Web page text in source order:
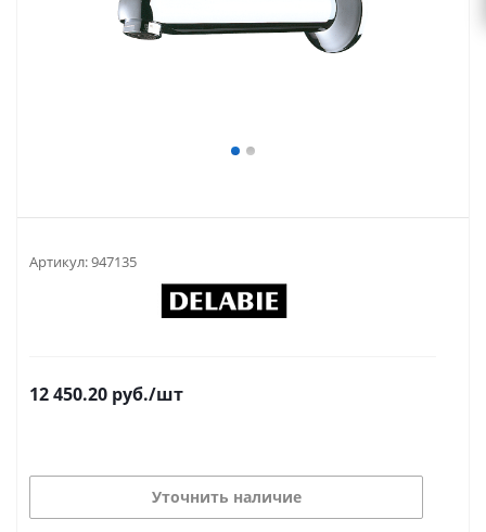
Артикул:947135
12 450.20 руб./шт
Уточнить наличие